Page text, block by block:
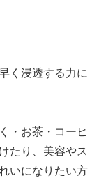
く浸透する力に
・お茶・コーヒ
たり、美容やス
いになりたい方